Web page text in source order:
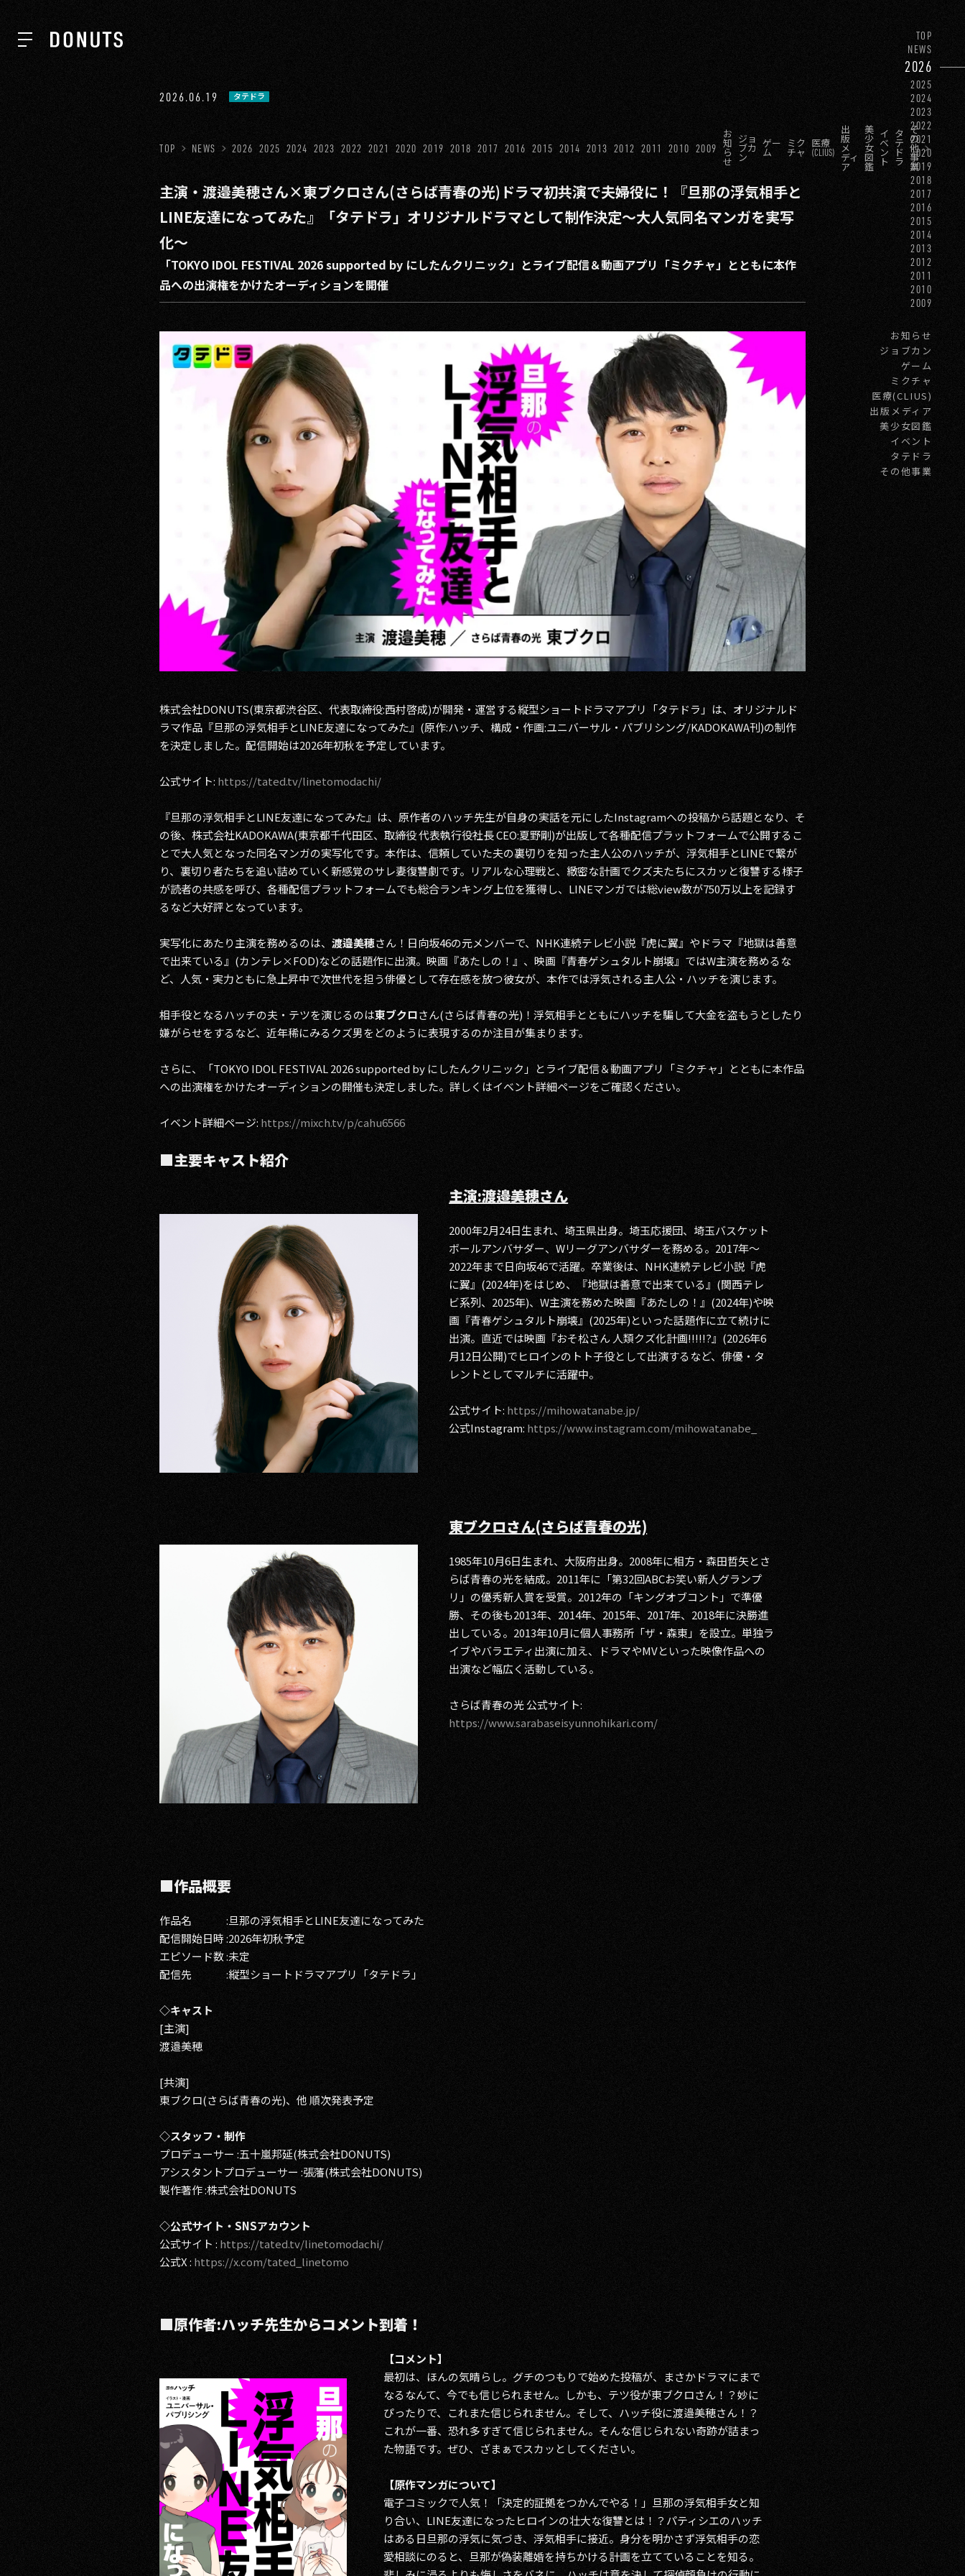
ABOUT
SERVICES
GROUP
RECRUIT
TOP
NEWS
2026
2025
2024
2023
2022
2021
2020
2019
2018
2017
2016
2015
2014
2013
2012
2011
2010
2009
お知らせ
ジョブカン
ゲーム
ミクチャ
医療(CLIUS)
出版メディア
美少女図鑑
イベント
タテドラ
その他事業
2026.06.19 タテドラ
TOP NEWS 2026 2025 2024 2023 2022 2021 2020 2019 2018 2017 2016 2015 2014 2013 2012 2011 2010 2009
お
知
ら
せ
ジョ
ブカ
ン
ゲー
ム
ミク
チャ
医療
(CLIUS)
出
版
メ
ディ
ア
美
少
女
図
鑑
イ
ベ
ン
ト
タ
テ
ド
ラ
そ
の
他
事
業
主演・渡邉美穂さん×東ブクロさん(さらば青春の光)ドラマ初共演で夫婦役に！『旦那の浮気相手と
LINE友達になってみた』「タテドラ」オリジナルドラマとして制作決定〜大人気同名マンガを実写
化〜
「TOKYO IDOL FESTIVAL 2026 supported by にしたんクリニック」とライブ配信＆動画アプリ「ミクチャ」とともに本作
品への出演権をかけたオーディションを開催
株式会社DONUTS(東京都渋谷区、代表取締役:西村啓成)が開発・運営する縦型ショートドラマアプリ「タテドラ」は、オリジナルド
ラマ作品『旦那の浮気相手とLINE友達になってみた』(原作:ハッチ、構成・作画:ユニバーサル・パブリシング/KADOKAWA刊)の制作
を決定しました。配信開始は2026年初秋を予定しています。
公式サイト: https://tated.tv/linetomodachi/
『旦那の浮気相手とLINE友達になってみた』は、原作者のハッチ先生が自身の実話を元にしたInstagramへの投稿から話題となり、そ
の後、株式会社KADOKAWA(東京都千代田区、取締役 代表執行役社長 CEO:夏野剛)が出版して各種配信プラットフォームで公開するこ
とで大人気となった同名マンガの実写化です。本作は、信頼していた夫の裏切りを知った主人公のハッチが、浮気相手とLINEで繋が
り、裏切り者たちを追い詰めていく新感覚のサレ妻復讐劇です。リアルな心理戦と、緻密な計画でクズ夫たちにスカッと復讐する様子
が読者の共感を呼び、各種配信プラットフォームでも総合ランキング上位を獲得し、LINEマンガでは総view数が750万以上を記録す
るなど大好評となっています。
実写化にあたり主演を務めるのは、 渡邉美穂さん！日向坂46の元メンバーで、NHK連続テレビ小説『虎に翼』やドラマ『地獄は善意
で出来ている』(カンテレ×FOD)などの話題作に出演。映画『あたしの！』、映画『青春ゲシュタルト崩壊』ではW主演を務めるな
ど、人気・実力ともに急上昇中で次世代を担う俳優として存在感を放つ彼女が、本作では浮気される主人公・ハッチを演じます。
相手役となるハッチの夫・テツを演じるのは東ブクロさん(さらば青春の光)！浮気相手とともにハッチを騙して大金を盗もうとしたり
嫌がらせをするなど、近年稀にみるクズ男をどのように表現するのか注目が集まります。
さらに、「TOKYO IDOL FESTIVAL 2026 supported by にしたんクリニック」とライブ配信＆動画アプリ「ミクチャ」とともに本作品
への出演権をかけたオーディションの開催も決定しました。詳しくはイベント詳細ページをご確認ください。
イベント詳細ページ: https://mixch.tv/p/cahu6566
■主要キャスト紹介
主演:渡邉美穂さん
2000年2月24日生まれ、埼玉県出身。埼玉応援団、埼玉バスケット
ボールアンバサダー、Wリーグアンバサダーを務める。2017年〜
2022年まで日向坂46で活躍。卒業後は、NHK連続テレビ小説『虎
に翼』(2024年)をはじめ、『地獄は善意で出来ている』(関西テレ
ビ系列、2025年)、W主演を務めた映画『あたしの！』(2024年)や映
画『青春ゲシュタルト崩壊』(2025年)といった話題作に立て続けに
出演。直近では映画『おそ松さん 人類クズ化計画!!!!!?』(2026年6
月12日公開)でヒロインのトト子役として出演するなど、俳優・タ
レントとしてマルチに活躍中。
公式サイト: https://mihowatanabe.jp/
公式Instagram: https://www.instagram.com/mihowatanabe_
東ブクロさん(さらば青春の光)
1985年10月6日生まれ、大阪府出身。2008年に相方・森田哲矢とさ
らば青春の光を結成。2011年に「第32回ABCお笑い新人グランプ
リ」の優秀新人賞を受賞。2012年の「キングオブコント」で準優
勝、その後も2013年、2014年、2015年、2017年、2018年に決勝進
出している。2013年10月に個人事務所「ザ・森東」を設立。単独ラ
イブやバラエティ出演に加え、ドラマやMVといった映像作品への
出演など幅広く活動している。
さらば青春の光 公式サイト:
https://www.sarabaseisyunnohikari.com/
■作品概要
作品名 :旦那の浮気相手とLINE友達になってみた
配信開始日時 :2026年初秋予定
エピソード数 :未定
配信先 :縦型ショートドラマアプリ「タテドラ」
◇キャスト
[主演]
渡邉美穂
[共演]
東ブクロ(さらば青春の光)、他 順次発表予定
◇スタッフ・制作
プロデューサー :五十嵐邦延(株式会社DONUTS)
アシスタントプロデューサー :張藩(株式会社DONUTS)
製作著作 :株式会社DONUTS
◇公式サイト・SNSアカウント
公式サイト : https://tated.tv/linetomodachi/
公式X : https://x.com/tated_linetomo
■原作者:ハッチ先生からコメント到着！
【コメント】
最初は、ほんの気晴らし。グチのつもりで始めた投稿が、まさかドラマにまで
なるなんて、今でも信じられません。しかも、テツ役が東ブクロさん！？妙に
ぴったりで、これまた信じられません。そして、ハッチ役に渡邉美穂さん！？
これが一番、恐れ多すぎて信じられません。そんな信じられない奇跡が詰まっ
た物語です。ぜひ、ざまぁでスカッとしてください。
【原作マンガについて】
電子コミックで人気！「決定的証拠をつかんでやる！」旦那の浮気相手女と知
り合い、LINE友達になったヒロインの壮大な復讐とは！？パティシエのハッチ
はある日旦那の浮気に気づき、浮気相手に接近。身分を明かさず浮気相手の恋
愛相談にのると、旦那が偽装離婚を持ちかける計画を立てていることを知る。